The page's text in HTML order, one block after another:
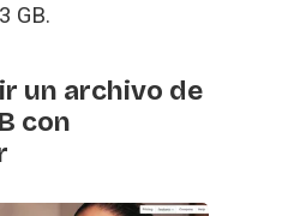
GB.
un archivo de
con